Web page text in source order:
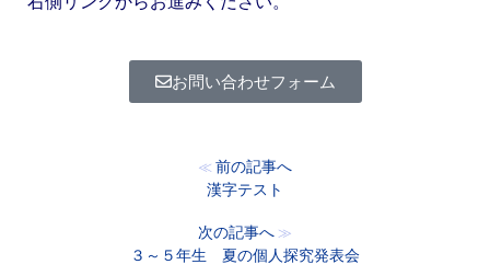
お問い合わせフォーム
≪ 前の記事へ
漢字テスト
次の記事へ ≫
３～５年生 夏の個人探究発表会